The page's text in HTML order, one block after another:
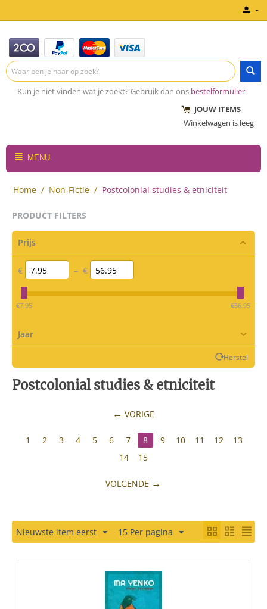
Kun je niet vinden wat je zoekt? Gebruik dan ons bestelformulier
JOUW ITEMS
Winkelwagen is leeg
MENU
Home / Non-Fictie / Postcolonial studies & etniciteit
PRODUCT FILTERS
Prijs
€ – €
‎€7.95 ‎€56.95
Jaar
Herstel
Postcolonial studies & etniciteit
VORIGE
1 2 3 4 5 6 7 8 9 10 11 12
13
14
15
VOLGENDE
Nieuwste item eerst 15 Per pagina